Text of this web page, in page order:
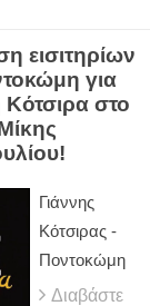
εισιτηρίων
για
στο
Γιάννης
Κότσιρας -
Ποντοκώμη
Διαβάστε